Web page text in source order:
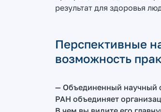
результат для здоровья
Перспективные
возможность
— Объединенный научный
РАН объединяет